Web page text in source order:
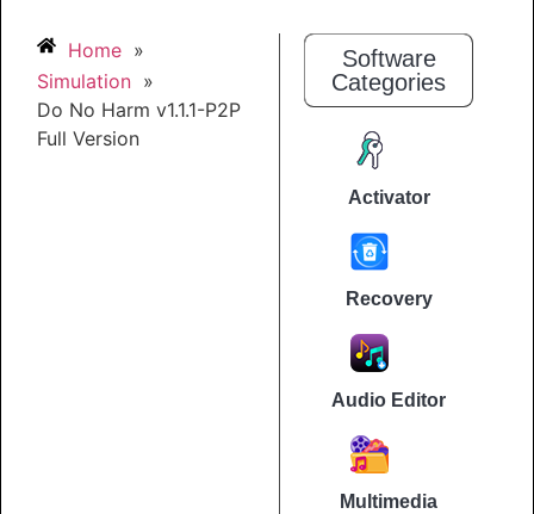
Home »
Simulation »
Do No Harm v1.1.1-P2P
Full Version
Software
Categories
Activator
Recovery
Audio Editor
Multimedia